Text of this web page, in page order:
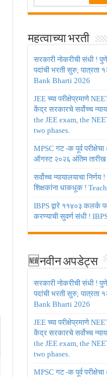
महत्वाच्या भरती
सरकारी नोकरीची संधी !
पदांची भरती सुरु; पात्रता
Bank Bharti 2026
JEE च्या परीक्षेप्रमाणे
केंद्र सरकारचे सर्वोच्च
the JEE exam, the
two phases.
MPSC गट -क पूर्व
ऑगस्ट २०२६ अंतिम
सर्वोच्च न्यायालयाचा
शिक्षकांना धाकधूक !
IBPS द्वारे ११४०३ कलर्क
करण्याची सुवर्ण संधी !
🆕नवीन अपडेट्स
सरकारी नोकरीची संधी !
पदांची भरती सुरु; पात्रता
Bank Bharti 2026
JEE च्या परीक्षेप्रमाणे
केंद्र सरकारचे सर्वोच्च
the JEE exam, the
two phases.
MPSC गट -क पूर्व